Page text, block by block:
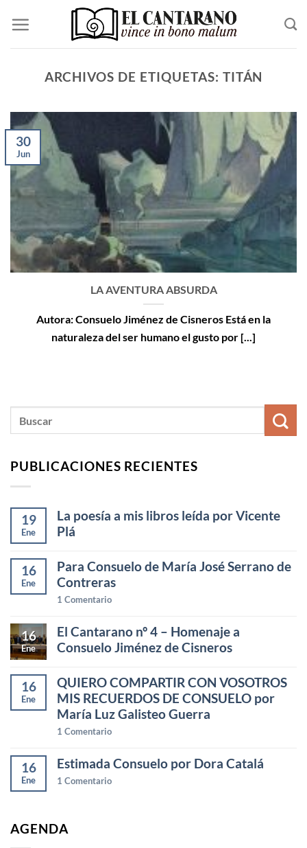
contenido
ARCHIVOS DE ETIQUETAS: TITÁN
LA AVENTURA ABSURDA
Autora: Consuelo Jiménez de Cisneros Está en la
naturaleza del ser humano el gusto por [...]
30
Jun
PUBLICACIONES RECIENTES
19
Ene
La poesía a mis libros leída por Vicente
Plá
16
Ene
Para Consuelo de María José Serrano de
Contreras
1 Comentario
16
Ene
El Cantarano nº 4 – Homenaje a
Consuelo Jiménez de Cisneros
16
Ene
QUIERO COMPARTIR CON VOSOTROS
MIS RECUERDOS DE CONSUELO por
María Luz Galisteo Guerra
1 Comentario
16
Ene
Estimada Consuelo por Dora Catalá
1 Comentario
AGENDA